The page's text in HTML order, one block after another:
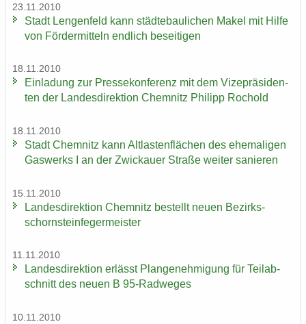
23.11.2010
Stadt Len­gen­feld kann städ­te­bau­li­chen Makel mit Hilfe
von För­der­mit­teln end­lich be­sei­ti­gen
18.11.2010
Ein­la­dung zur Pres­se­kon­fe­renz mit dem Vi­ze­prä­si­den­
ten der Lan­des­di­rek­ti­on Chem­nitz Phil­ipp Ro­chold
18.11.2010
Stadt Chem­nitz kann Alt­las­ten­flä­chen des ehe­ma­li­gen
Gas­werks I an der Zwi­ckau­er Stra­ße wei­ter sa­nie­ren
15.11.2010
Lan­des­di­rek­ti­on Chem­nitz be­stellt neuen Be­zirks­
schorn­stein­fe­ger­meis­ter
11.11.2010
Lan­des­di­rek­ti­on er­lässt Plan­ge­neh­mi­gung für Teil­ab­
schnitt des neuen B 95-​Radweges
10.11.2010